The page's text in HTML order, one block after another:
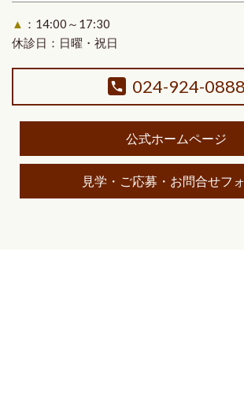
▲ ： 14:00～17:30
休診日：日曜・祝日
024-924-0888
公式ホームページ
見学・ご応募・お問合せフ